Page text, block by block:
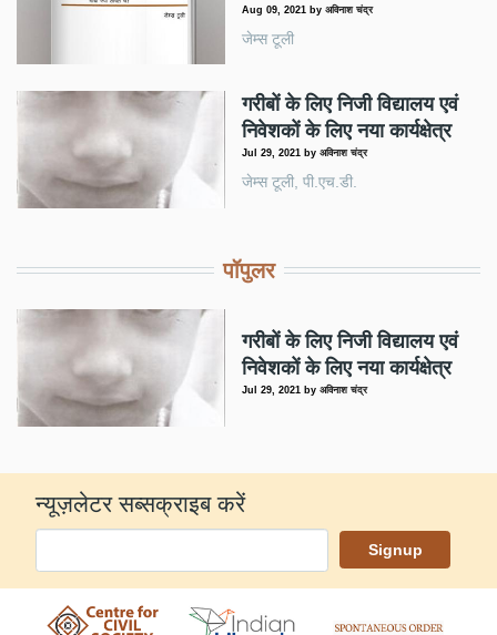
Aug 09, 2021 byअविनाश चंद्र
जेम्स टूली
गरीबों के लिए निजी विद्यालय एवं
निवेशकों के लिए नया कार्यक्षेत्र
Jul 29, 2021 byअविनाश चंद्र
जेम्स टूली, पी.एच.डी.
पॉपुलर
गरीबों के लिए निजी विद्यालय एवं
निवेशकों के लिए नया कार्यक्षेत्र
Jul 29, 2021 byअविनाश चंद्र
न्यूज़लेटर सब्सक्राइब करें